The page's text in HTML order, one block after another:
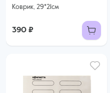
Коврик, 29*21см
390 ₽